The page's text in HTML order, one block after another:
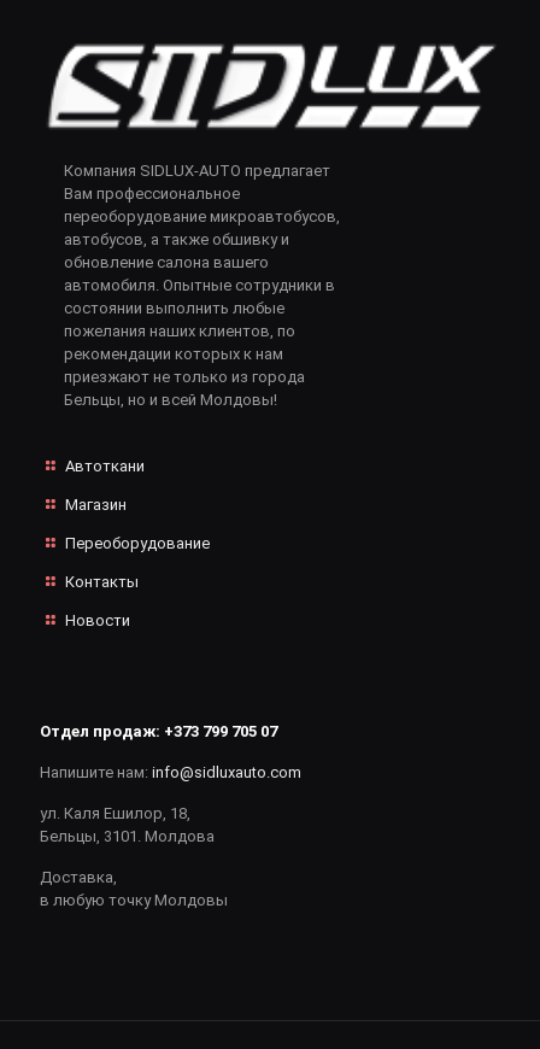
Компания SIDLUX-AUTO предлагает
Вам профессиональное
переоборудование микроавтобусов,
автобусов, а также обшивку и
обновление салона вашего
автомобиля. Опытные сотрудники в
состоянии выполнить любые
пожелания наших клиентов, по
рекомендации которых к нам
приезжают не только из города
Бельцы, но и всей Молдовы!
Автоткани
Магазин
Переоборудование
Контакты
Новости
Отдел продаж: +373 799 705 07
Напишите нам: info@sidluxauto.com
ул. Каля Ешилор, 18,
Бельцы, 3101. Молдова
Доставка,
в любую точку Молдовы